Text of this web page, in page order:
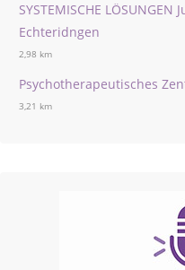
SYSTEMISCHE
Echteridngen
2,98 km
Psychotherapeutisches
3,21 km